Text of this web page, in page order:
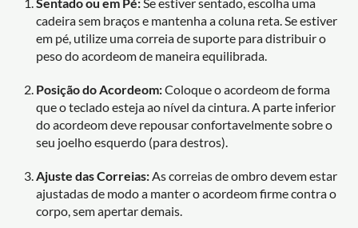
cadeira sem braços e mantenha a coluna reta. Se estiver
em pé, utilize uma correia de suporte para distribuir o
peso do acordeom de maneira equilibrada.
Posição do Acordeom:Coloque o acordeom de forma
que o teclado esteja ao nível da cintura. A parte inferior
do acordeom deve repousar confortavelmente sobre o
seu joelho esquerdo (para destros).
Ajuste das Correias: As correias de ombro devem estar
ajustadas de modo a manter o acordeom firme contra o
corpo, sem apertar demais.